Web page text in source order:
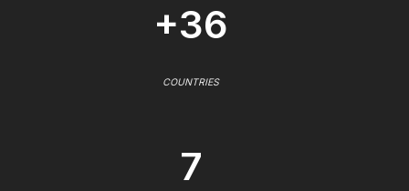
+36
COUNTRIES
7